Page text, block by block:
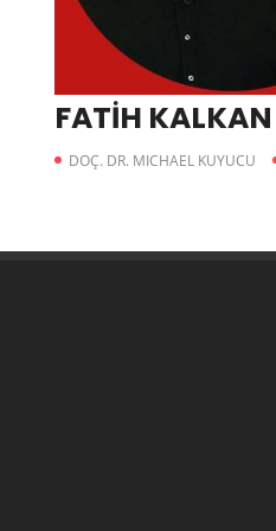
FATİH KALKAN
DOÇ. DR. MICHAEL KUYUCU